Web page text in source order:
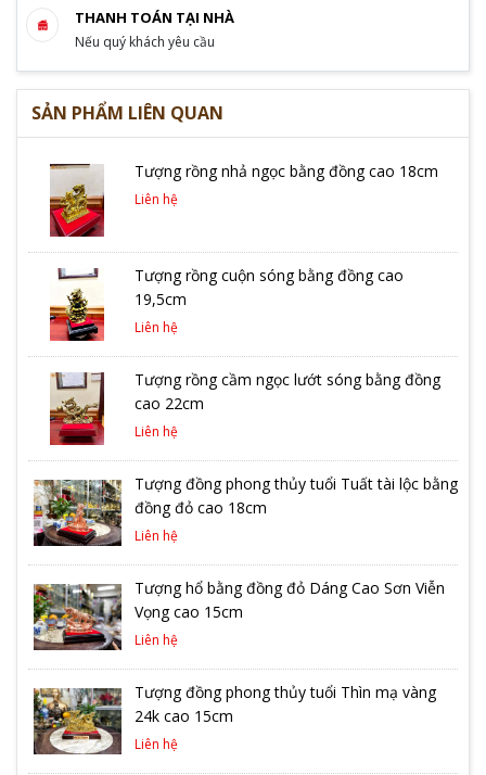
THANH TOÁN TẠI NHÀ
Nếu quý khách yêu cầu
SẢN PHẨM LIÊN QUAN
Tượng rồng nhả ngọc bằng đồng cao 18cm
Liên hệ
Tượng rồng cuộn sóng bằng đồng cao
19,5cm
Liên hệ
Tượng rồng cầm ngọc lướt sóng bằng đồng
cao 22cm
Liên hệ
Tượng đồng phong thủy tuổi Tuất tài lộc bằng
đồng đỏ cao 18cm
Liên hệ
Tượng hổ bằng đồng đỏ Dáng Cao Sơn Viễn
Vọng cao 15cm
Liên hệ
Tượng đồng phong thủy tuổi Thìn mạ vàng
24k cao 15cm
Liên hệ